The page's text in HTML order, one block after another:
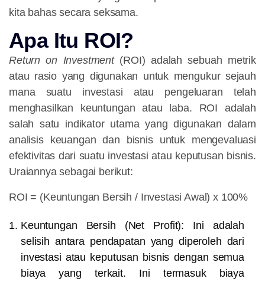
kita bahas secara seksama.
Apa Itu ROI?
Return on Investment(ROI) adalah sebuah metrik
atau rasio yang digunakan untuk mengukur sejauh
mana suatu investasi atau pengeluaran telah
menghasilkan keuntungan atau laba. ROI adalah
salah satu indikator utama yang digunakan dalam
analisis keuangan dan bisnis untuk mengevaluasi
efektivitas dari suatu investasi atau keputusan bisnis.
Uraiannya sebagai berikut:
ROI = (Keuntungan Bersih / Investasi Awal) x 100%
Keuntungan Bersih (Net Profit): Ini adalah
selisih antara pendapatan yang diperoleh dari
investasi atau keputusan bisnis dengan semua
biaya yang terkait. Ini termasuk biaya